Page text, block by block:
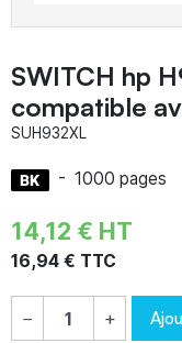
SWITCH hp
compatible
SUH932XL
- 1000 pages
14,12 € HT
16,94 € TTC
− +